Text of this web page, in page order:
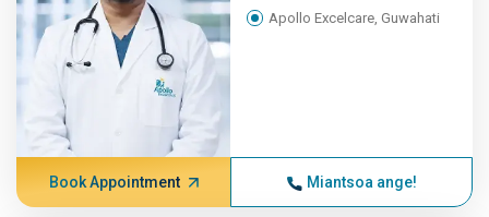
Apollo Excelcare, Guwahati
Book Appointment Miantsoa ange!